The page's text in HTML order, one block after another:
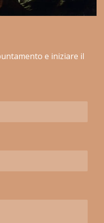
e iniziare il